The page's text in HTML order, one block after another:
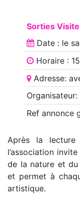
Sorties
Date : le
Horaire :
Adresse:
Ref annonce
Après la lecture
l’association
de la nature et du
et permet à
artistique.